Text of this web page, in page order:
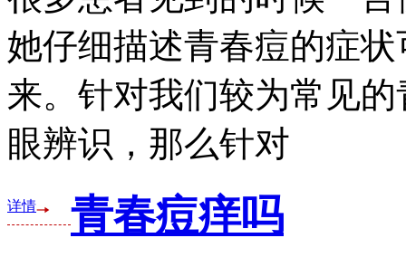
她仔细描述青春痘的症
来。针对我们较为常见
眼辨识，那么针对
详情 青春痘痒吗